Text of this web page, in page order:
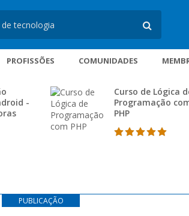
PROFISSÕES COMUNIDADES
-
Curso de Lógica
Programação
PHP
PUBLICAÇÃO